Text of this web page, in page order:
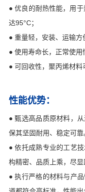
● 优良的耐热性能，用
达95°C；
● 重量轻，安装、运输方
● 使用寿命长，正常使用
● 可回收性，聚丙烯材料
性能优势：
● 甄选高品质原材料，
保其坚固耐用、稳定可靠
● 依托成熟专业的工艺
构精密、品质上乘，尽显
● 执行严格的材料与产